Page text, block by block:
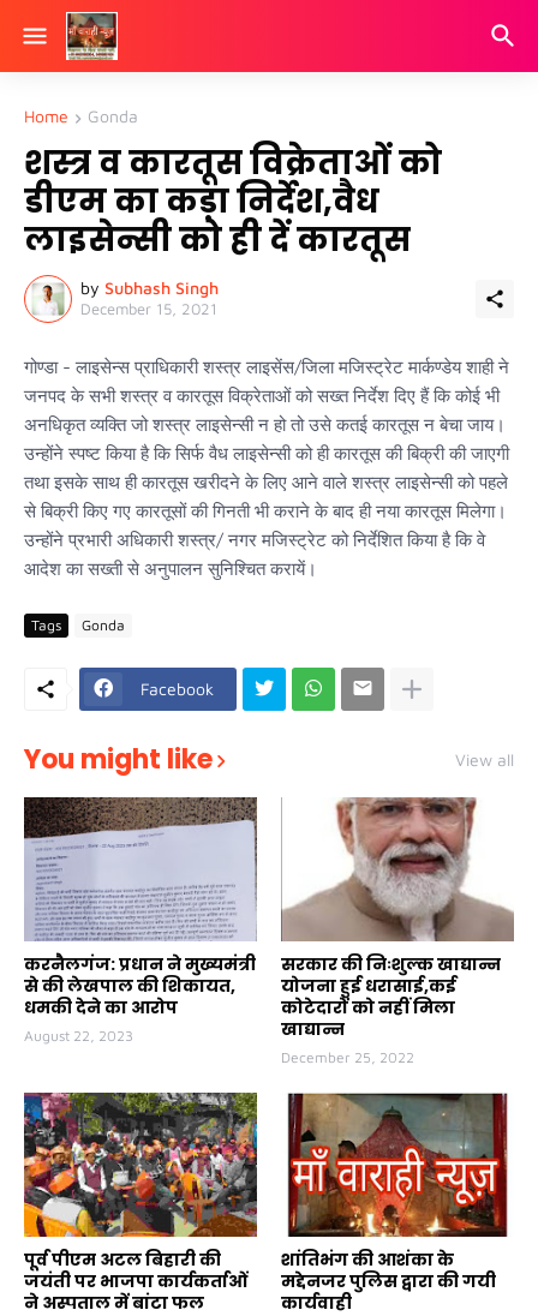
Home Gonda
शस्त्र व कारतूस विक्रेताओं को
डीएम का कड़ा निर्देश,वैध
लाइसेन्सी को ही दें कारतूस
by Subhash Singh
December 15, 2021
गोण्डा - लाइसेन्स प्राधिकारी शस्त्र लाइसेंस/जिला मजिस्ट्रेट मार्कण्डेय शाही ने
जनपद के सभी शस्त्र व कारतूस विक्रेताओं को सख्त निर्देश दिए हैं कि कोई भी
अनधिकृत व्यक्ति जो शस्त्र लाइसेन्सी न हो तो उसे कतई कारतूस न बेचा जाय।
उन्होंने स्पष्ट किया है कि सिर्फ वैध लाइसेन्सी को ही कारतूस की बिक्री की जाएगी
तथा इसके साथ ही कारतूस खरीदने के लिए आने वाले शस्त्र लाइसेन्सी को पहले
से बिक्री किए गए कारतूसों की गिनती भी कराने के बाद ही नया कारतूस मिलेगा।
उन्होंने प्रभारी अधिकारी शस्त्र/ नगर मजिस्ट्रेट को निर्देशित किया है कि वे
आदेश का सख्ती से अनुपालन सुनिश्चित करायें।
Tags Gonda
Facebook
You might like View all
करनैलगंज: प्रधान ने मुख्यमंत्री
से की लेखपाल की शिकायत,
धमकी देने का आरोप
August 22, 2023
सरकार की निःशुल्क खाद्यान्न
योजना हुई धरासाई,कई
कोटेदारों को नहीं मिला
खाद्यान्न
December 25, 2022
पूर्व पीएम अटल बिहारी की
जयंती पर भाजपा कार्यकर्ताओं
ने अस्पताल में बांटा फल
शांतिभंग की आशंका के
मद्देनजर पुलिस द्वारा की गयी
कार्यवाही